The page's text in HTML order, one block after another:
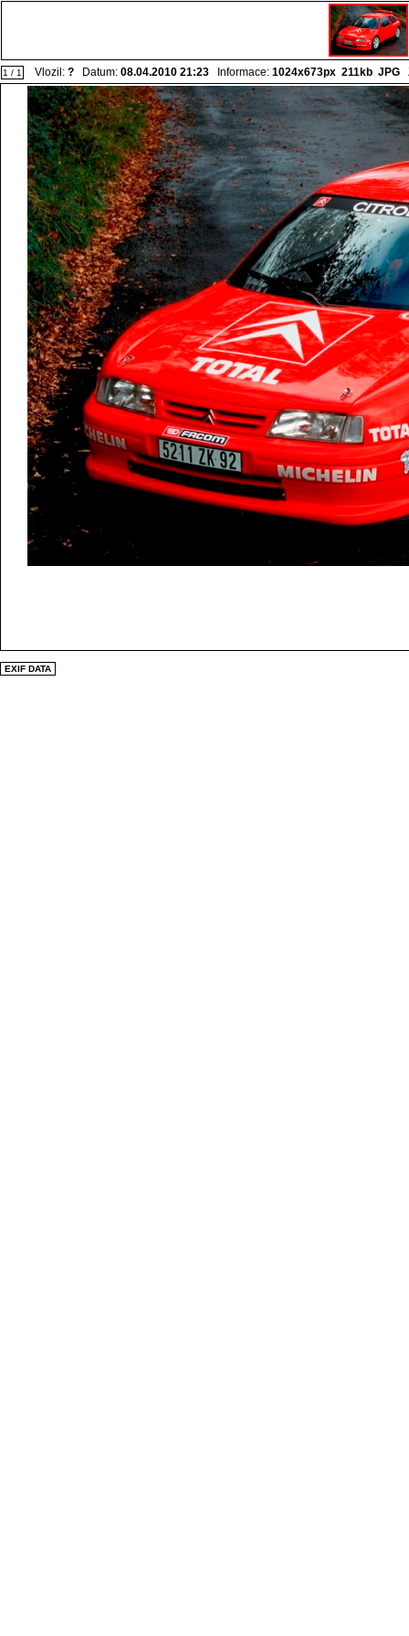
1 / 1 Vlozil: ? Datum: 08.04.2010 21:23 Informace: 1024x673px 211kb JPG
EXIF DATA